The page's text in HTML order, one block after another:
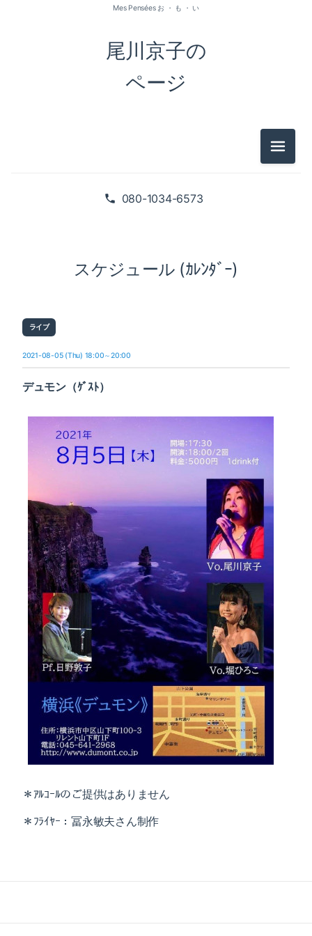
080-1034-6573
尾川京子の
ページ
Mes Pensées お ・ も ・ い
メニュ
スケジュール (ｶﾚﾝﾀﾞｰ)
ライブ
2021-08-05 (Thu) 18:00～20:00
デュモン（ｹﾞｽﾄ）
＊ｱﾙｺｰﾙのご提供はありません
＊ﾌﾗｲﾔｰ：冨永敏夫さん制作